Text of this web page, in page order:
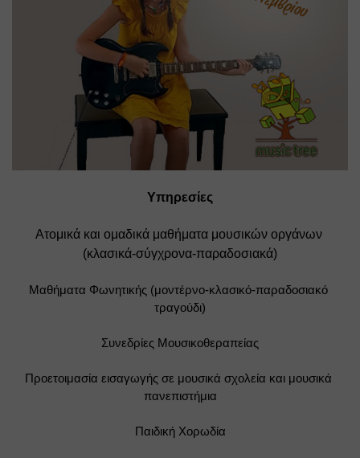
Υπηρεσίες
Ατομικά και ομαδικά μαθήματα μουσικών οργάνων
(κλασικά-σύγχρονα-παραδοσιακά)
Μαθήματα Φωνητικής (μοντέρνο-κλασικό-παραδοσιακό
τραγούδι)
Συνεδρίες Μουσικοθεραπείας
Προετοιμασία εισαγωγής σε μουσικά σχολεία και μουσικά
πανεπιστήμια
Παιδική Χορωδία